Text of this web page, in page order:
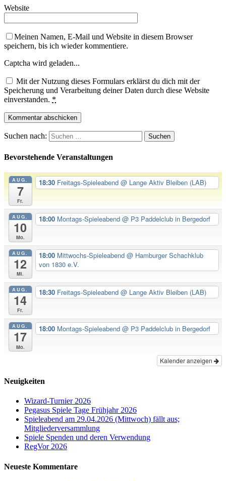
Website
Meinen Namen, E-Mail und Website in diesem Browser
speichern, bis ich wieder kommentiere.
Captcha wird geladen...
Mit der Nutzung dieses Formulars erklärst du dich mit der
Speicherung und Verarbeitung deiner Daten durch diese Website
einverstanden. *
Suchen nach:
Bevorstehende Veranstaltungen
AUG.
7
Fr.
18:30 Freitags-Spieleabend @ Lange Aktiv Bleiben (LAB)
AUG.
10
Mo.
18:00 Montags-Spieleabend @ P3 Paddelclub in Bergedorf
AUG.
12
Mi.
18:00 Mittwochs-Spieleabend @ Hamburger Schachklub
von 1830 e.V.
AUG.
14
Fr.
18:30 Freitags-Spieleabend @ Lange Aktiv Bleiben (LAB)
AUG.
17
Mo.
18:00 Montags-Spieleabend @ P3 Paddelclub in Bergedorf
Kalender anzeigen
Neuigkeiten
Wizard-Turnier 2026
Pegasus Spiele Tage Frühjahr 2026
Spieleabend am 29.04.2026 (Mittwoch) fällt aus;
Mitgliederversammlung
Spiele Spenden und deren Verwendung
RegVor 2026
Neueste Kommentare